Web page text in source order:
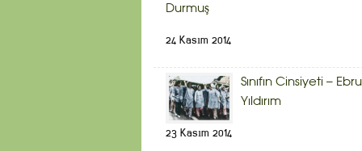
Durmuş
24 Kasım 2014
Sınıfın Cinsiyeti – Ebru
Yıldırım
23 Kasım 2014